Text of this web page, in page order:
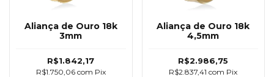
Aliança de Ouro 18k
3mm
R$1.842,17
R$1.750,06 com Pix
Aliança de Ouro 18k
4,5mm
R$2.986,75
R$2.837,41com Pix